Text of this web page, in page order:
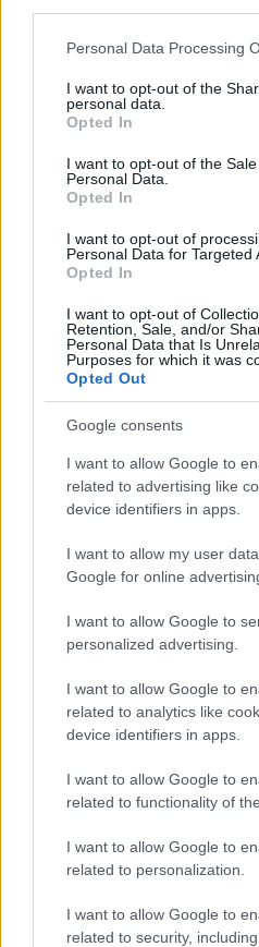
Please note that this website/
not limited to your visit or usage
grant or deny consent to
use your data for below
consent section.
Personal Data Processing
I want to opt-out of the
personal data.
Opted In
I want to opt-out of the
Personal Data.
Opted In
I want to opt-out of
Personal Data for Targeted
Opted In
I want to opt-out of
Retention, Sale, and/or
Personal Data that Is
Purposes for which it was
Opted Out
Google consents
I want to allow Google to
related to advertising like
device identifiers in apps.
I want to allow my user
Google for online
I want to allow Google to
personalized advertising.
I want to allow Google to
related to analytics like
device identifiers in apps.
I want to allow Google to
related to functionality of
I want to allow Google to
related to personalization.
I want to allow Google to
related to security,
A RÓMAIAKTÓL AZ
KÖZÖNSÉGTALÁLKOZÓ
GYŐRI RÓMER MÚZEUMBAN
Ingyenes programokkal és
hét második felére, a hőségriadó
– Kőtár is díjmentesen látogatható.
CZUNYINÉ HARCA A
- LETILTOTTA A GOOGLE
Nem vicc! A Fidesz maradéka